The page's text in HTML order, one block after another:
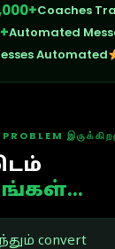
Coaches
Automated
Automated
convert